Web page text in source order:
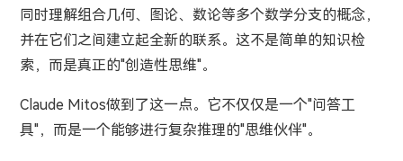
同时理解组合几何、图论、数论等多个数学分支的概念，
并在它们之间建立起全新的联系。这不是简单的知识检
索，而是真正的"创造性思维"。
Claude Mitos做到了这一点。它不仅仅是一个"问答工
具"，而是一个能够进行复杂推理的"思维伙伴"。